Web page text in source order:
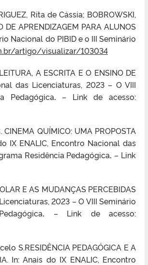
Rita de Cássia; BOBROWSKI,
DE APRENDIZAGEM PARA ALUNOS
Nacional do PIBID e o III Seminário
artigo/visualizar/103034
A ESCRITA E O ENSINO DE
das Licenciaturas, 2023 – O VIII
Pedagógica. – Link de acesso:
QUÍMICO: UMA PROPOSTA
IX ENALIC, Encontro Nacional das
Residência Pedagógica. – Link
E AS MUDANÇAS PERCEBIDAS
2023 –O VIII Seminário
. – Link de acesso:
S.RESIDÊNCIA PEDAGÓGICA E A
In: Anais do IX ENALIC, Encontro